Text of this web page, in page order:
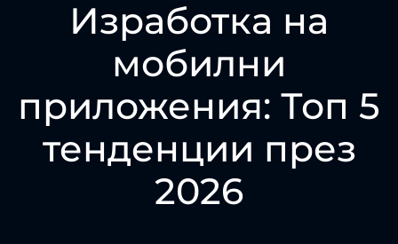
Изработка на
мобилни
приложения: Топ 5
тенденции през
2026